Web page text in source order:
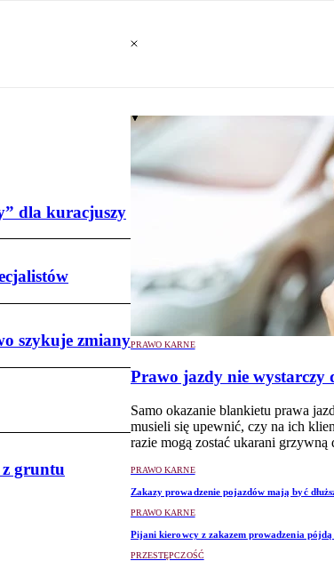
dla kuracjuszy
szykuje zmiany
z gruntu
PRAWO KARNE
Prawo jazdy nie wystarczy
Samo okazanie blankietu prawa
musieli się upewnić, czy na ich
razie mogą zostać ukarani
PRAWO KARNE
Zakazy prowadzenie pojazdów mają być
PRAWO KARNE
Pijani kierowcy z zakazem prowadzenia
PRZESTĘPCZOŚĆ